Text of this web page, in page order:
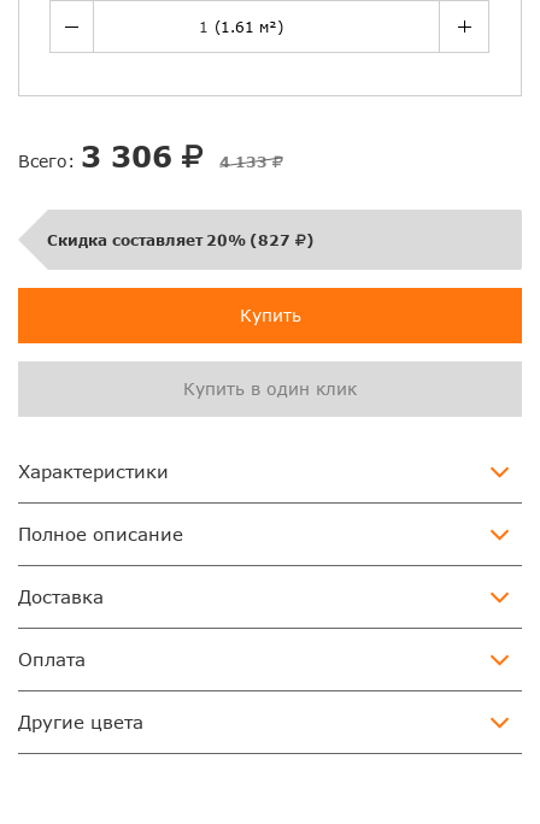
Всего: 3 306 4 133
Скидка составляет 20% (827 )
Купить
Купить в один клик
Характеристики
Полное описание
Доставка
Оплата
Другие цвета